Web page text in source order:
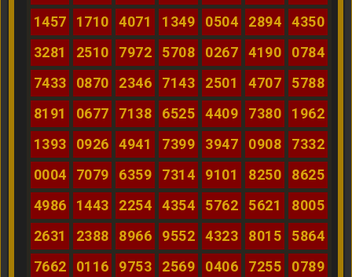
1457
1710 4071 1349 0504 2894
4350
3281
2510 7972 5708 0267 4190
0784
7433
0870 2346 7143 2501 4707
5788
8191
0677 7138 6525 4409 7380
1962
1393
0926 4941 7399 3947 0908
7332
0004
7079 6359 7314 9101 8250
8625
4986
1443 2254 4354 5762 5621
8005
2631
2388 8966 9552 4323 8015
5864
7662
0116 9753 2569 0406 7255
0789